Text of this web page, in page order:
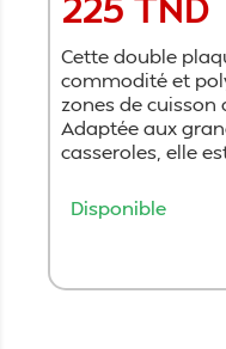
Cette double
commodité et
zones de cuisson
Adaptée aux
casseroles, elle
Disponible